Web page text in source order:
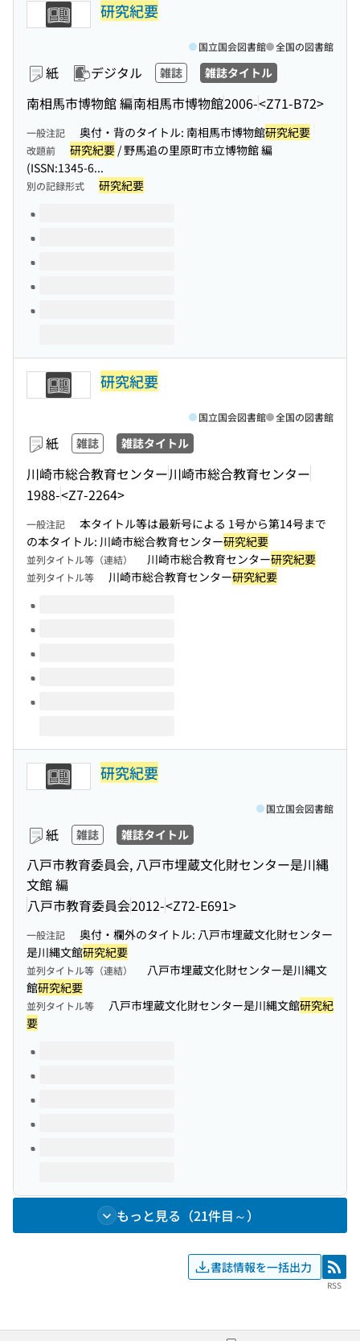
研究紀要
紙 デジタル 雑誌 雑誌タイトル
南相馬市博物館 編南相馬市博物館2006-<Z71-B72>
国立国会図書館 全国の図書館
一般注記 奥付・背のタイトル: 南相馬市博物館研究紀要
改題前 研究紀要 / 野馬追の里原町市立博物館 編
(ISSN:1345-6...
別の記録形式 研究紀要
このタイトルの巻号
研究紀要
紙 雑誌 雑誌タイトル
川崎市総合教育センター川崎市総合教育センター
1988-<Z7-2264>
国立国会図書館 全国の図書館
一般注記
本タイトル等は最新号による 1号から第14号まで
の本タイトル: 川崎市総合教育センター研究紀要
並列タイトル等（連結） 川崎市総合教育センター研究紀要
並列タイトル等 川崎市総合教育センター研究紀要
このタイトルの巻号
研究紀要
紙 雑誌 雑誌タイトル
八戸市教育委員会, 八戸市埋蔵文化財センター是川縄
文館 編
八戸市教育委員会2012-<Z72-E691>
国立国会図書館
一般注記
奥付・欄外のタイトル: 八戸市埋蔵文化財センター
是川縄文館研究紀要
並列タイトル等（連結）
八戸市埋蔵文化財センター是川縄文
館研究紀要
並列タイトル等 八戸市埋蔵文化財センター是川縄文館研究紀
要
このタイトルの巻号
もっと見る（21件目～）
書誌情報を一括出力 RSS
RSS